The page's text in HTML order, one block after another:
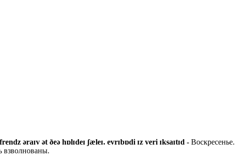
əraɪv ət ðeə hɒlɪdeɪ ʃæleɪ. evrɪbɒdi ɪz veri ɪksaɪtɪd - Воскресенье.
взволнованы.